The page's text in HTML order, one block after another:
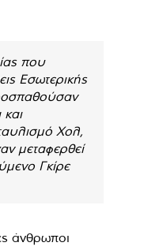
που
Εσωτερικής
Χολ,
μεταφερθεί
Γκίρε
άνθρωποι